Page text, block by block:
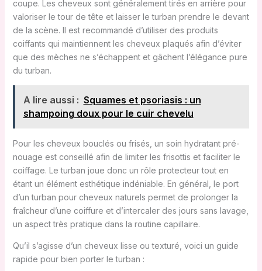
coupe. Les cheveux sont généralement tirés en arrière pour
valoriser le tour de tête et laisser le turban prendre le devant
de la scène. Il est recommandé d’utiliser des produits
coiffants qui maintiennent les cheveux plaqués afin d’éviter
que des mèches ne s’échappent et gâchent l’élégance pure
du turban.
A lire aussi : Squames et psoriasis : un
shampoing doux pour le cuir chevelu
Pour les cheveux bouclés ou frisés, un soin hydratant pré-
nouage est conseillé afin de limiter les frisottis et faciliter le
coiffage. Le turban joue donc un rôle protecteur tout en
étant un élément esthétique indéniable. En général, le port
d’un turban pour cheveux naturels permet de prolonger la
fraîcheur d’une coiffure et d’intercaler des jours sans lavage,
un aspect très pratique dans la routine capillaire.
Qu’il s’agisse d’un cheveux lisse ou texturé, voici un guide
rapide pour bien porter le turban :